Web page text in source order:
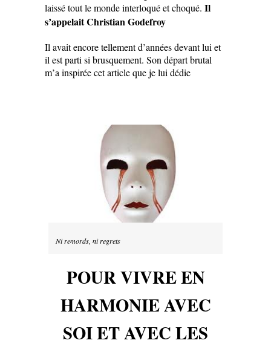
laissé tout le monde interloqué et choqué. Il
s’appelait Christian Godefroy
Il avait encore tellement d’années devant lui et
il est parti si brusquement. Son départ brutal
m’a inspirée cet article que je lui dédie
Ni remords, ni regrets
POUR VIVRE EN
HARMONIE AVEC
SOI ET AVEC LES